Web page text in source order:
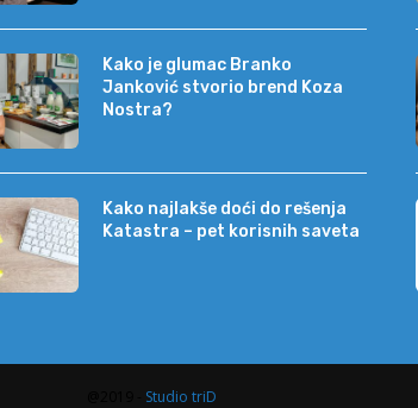
Kako je glumac Branko
Janković stvorio brend Koza
Nostra?
Kako najlakše doći do rešenja
Katastra – pet korisnih saveta
Studio triD